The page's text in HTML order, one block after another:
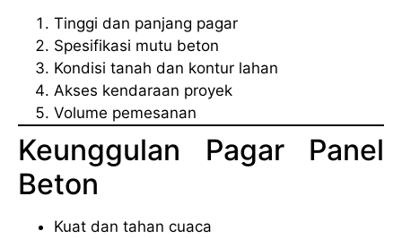
Tinggi dan panjang pagar
Spesifikasi mutu beton
Kondisi tanah dan kontur lahan
Akses kendaraan proyek
Volume pemesanan
Keunggulan Pagar Panel
Beton
Kuat dan tahan cuaca